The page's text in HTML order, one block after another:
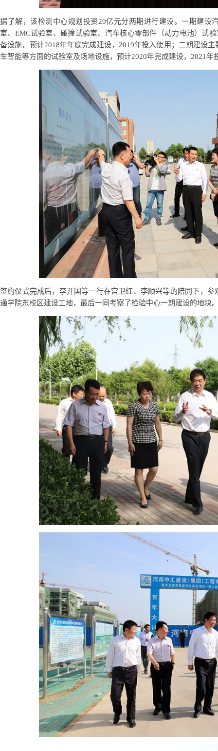
据了解，该检测中心规划投资20亿元分两期进行建设。一期建设
室、EMC试验室、碰撞试验室、汽车核心零部件（动力电池）试
备设施，预计2018年年底完成建设，2019年投入使用；二期建设
车智能等方面的试验室及场地设施，预计2020年完成建设，2021年
签约仪式完成后，李开国等一行在宫卫红、李顺兴等的陪同下，
通学院东校区建设工地，最后一同考察了检验中心一期建设的地块